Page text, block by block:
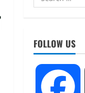
for:
FOLLOW US